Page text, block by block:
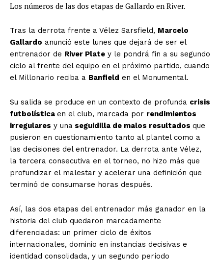
Los números de las dos etapas de Gallardo en River.
Tras la derrota frente a Vélez Sarsfield, Marcelo
Gallardo anunció este lunes que dejará de ser el
entrenador de River Plate y le pondrá fin a su segundo
ciclo al frente del equipo en el próximo partido, cuando
el Millonario reciba a Banfield en el Monumental.
Su salida se produce en un contexto de profunda crisis
futbolística en el club, marcada por rendimientos
irregulares y una seguidilla de malos resultados que
pusieron en cuestionamiento tanto al plantel como a
las decisiones del entrenador. La derrota ante Vélez,
la tercera consecutiva en el torneo, no hizo más que
profundizar el malestar y acelerar una definición que
terminó de consumarse horas después.
Así, las dos etapas del entrenador más ganador en la
historia del club quedaron marcadamente
diferenciadas: un primer ciclo de éxitos
internacionales, dominio en instancias decisivas e
identidad consolidada, y un segundo período